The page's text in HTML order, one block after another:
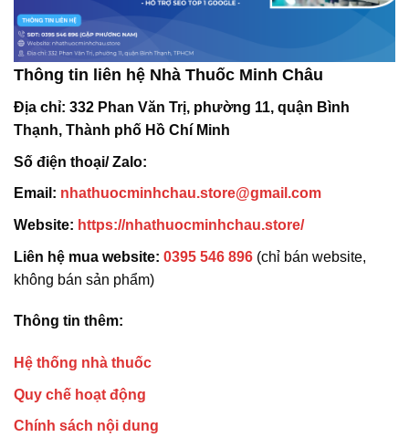
Thông tin liên hệ Nhà Thuốc Minh Châu
Địa chỉ: 332 Phan Văn Trị, phường 11, quận Bình
Thạnh, Thành phố Hồ Chí Minh
Số điện thoại/ Zalo:
Email: nhathuocminhchau.store@gmail.com
Website: https://nhathuocminhchau.store/
Liên hệ mua website: 0395 546 896 (chỉ bán website,
không bán sản phẩm)
Thông tin thêm:
Hệ thống nhà thuốc
Quy chế hoạt động
Chính sách nội dung